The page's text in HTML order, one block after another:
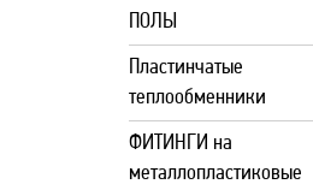
ПОЛЫ
Пластинчатые
теплообменники
ФИТИНГИ на
металлопластиковые